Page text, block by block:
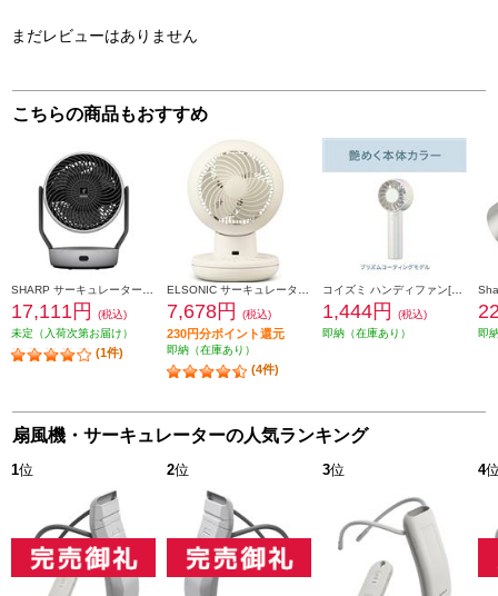
まだレビューはありません
こちらの商品もおすすめ
17,111円
(税込)
未定（入荷次第お届け）
(1件)
7,678円 (税込)
230円分ポイント還元
即納（在庫あり）
(4件)
1,444円
(税込)
即納（在庫あり）
即
扇風機・サーキュレーターの人気ランキング
1位 2位 3位 4